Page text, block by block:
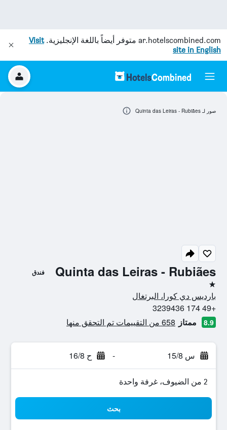
ar.hotelscombined.com متوفر أيضاً باللغة الإنجليزية.Visit
site in English
Quinta das Leiras - Rubiães فندق
نجمة واحدة
بارديس دي كورا، البرتغال
+49 174 3239436
8.9 ممتاز 658 من التقييمات تم التحقق منها
س 15/8 - ح 16/8
2 من الضيوف، غرفة واحدة
بحث
صور لـ Quinta das Leiras - Rubiães